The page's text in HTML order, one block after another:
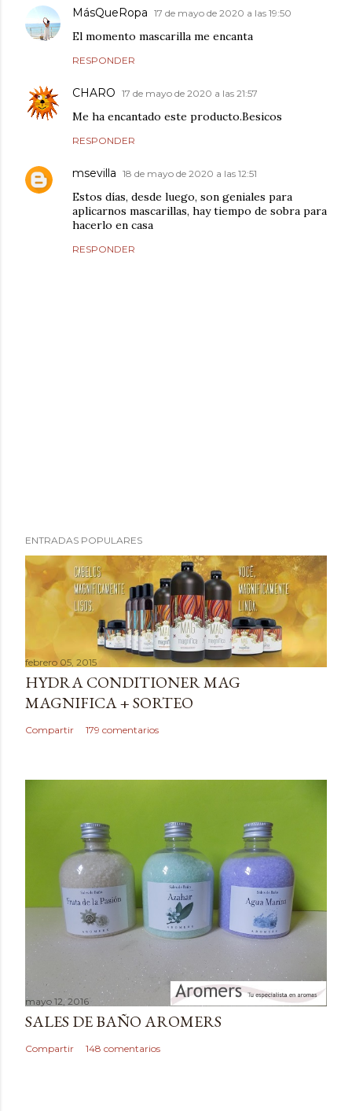
MásQueRopa 17 de mayo de 2020 a las 19:50
El momento mascarilla me encanta
RESPONDER
CHARO 17 de mayo de 2020 a las 21:57
Me ha encantado este producto.Besicos
RESPONDER
msevilla 18 de mayo de 2020 a las 12:51
Estos días, desde luego, son geniales para
aplicarnos mascarillas, hay tiempo de sobra para
hacerlo en casa
RESPONDER
u
b
a
r
u
n
c
o
ENTRADAS POPULARES
febrero 05, 2015
HYDRA CONDITIONER MAG
MAGNIFICA + SORTEO
Compartir 179 comentarios
mayo 12, 2016
SALES DE BAÑO AROMERS
Compartir 148 comentarios